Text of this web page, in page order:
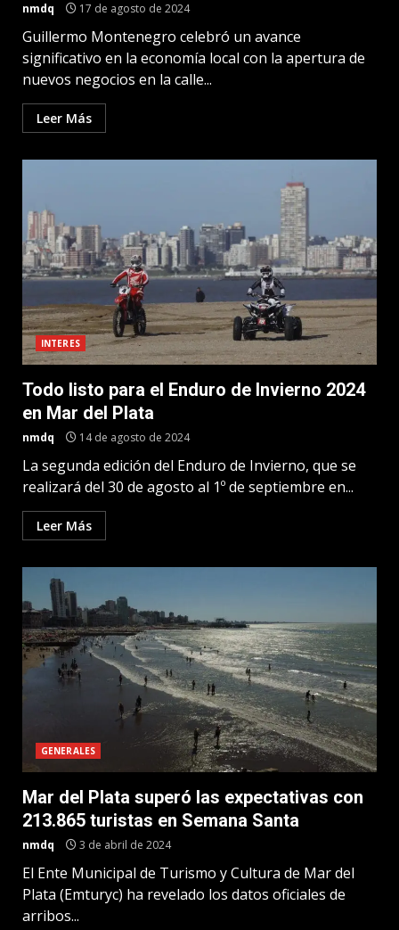
nmdq 17 de agosto de 2024
Guillermo Montenegro celebró un avance
significativo en la economía local con la apertura de
nuevos negocios en la calle...
Leer Más
INTERES
Todo listo para el Enduro de Invierno 2024
en Mar del Plata
nmdq 14 de agosto de 2024
La segunda edición del Enduro de Invierno, que se
realizará del 30 de agosto al 1º de septiembre en...
Leer Más
GENERALES
Mar del Plata superó las expectativas con
213.865 turistas en Semana Santa
nmdq 3 de abril de 2024
El Ente Municipal de Turismo y Cultura de Mar del
Plata (Emturyc) ha revelado los datos oficiales de
arribos...